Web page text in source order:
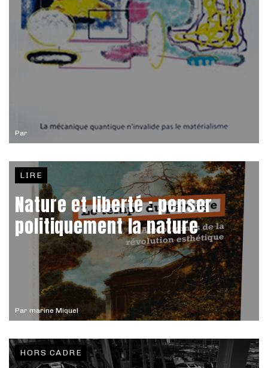
Par
Par marine Miquel
LIRE
Nature et liberté : penser
politiquement la nature
HORS CADRE